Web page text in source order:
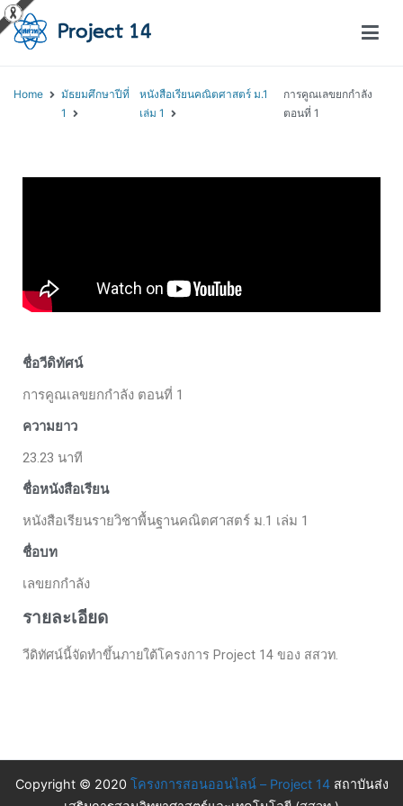
Home
มัธยมศึกษาปีที่
1
หนังสือเรียนคณิตศาสตร์ ม.1
เล่ม 1
การคูณเลขยกกำลัง
ตอนที่ 1
ชื่อวีดิทัศน์
การคูณเลขยกกำลัง ตอนที่ 1
ความยาว
23.23 นาที
ชื่อหนังสือเรียน
หนังสือเรียนรายวิชาพื้นฐานคณิตศาสตร์ ม.1 เล่ม 1
ชื่อบท
เลขยกกำลัง
รายละเอียด
วีดิทัศน์นี้จัดทำขึ้นภายใต้โครงการ Project 14 ของ สสวท.
Copyright © 2020 โครงการสอนออนไลน์ – Project 14สถาบันส่ง